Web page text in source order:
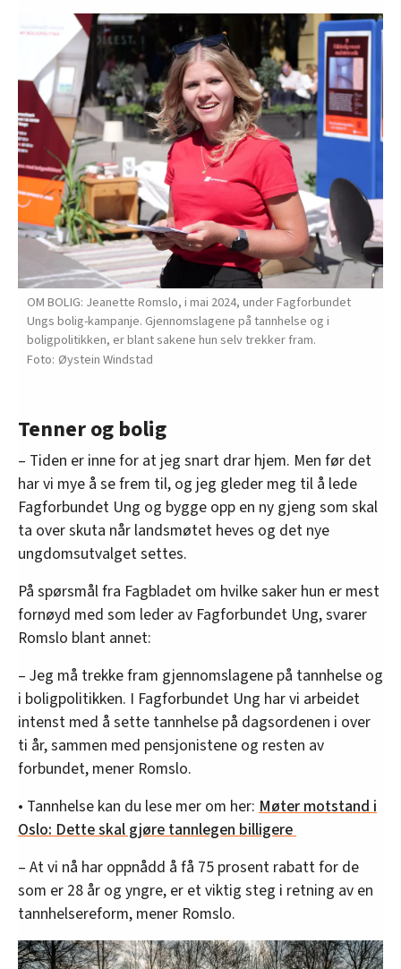
OM BOLIG: Jeanette Romslo, i mai 2024, under Fagforbundet
Ungs bolig-kampanje. Gjennomslagene på tannhelse og i
boligpolitikken, er blant sakene hun selv trekker fram.
Øystein Windstad
Tenner og bolig
– Tiden er inne for at jeg snart drar hjem. Men før det
har vi mye å se frem til, og jeg gleder meg til å lede
Fagforbundet Ung og bygge opp en ny gjeng som skal
ta over skuta når landsmøtet heves og det nye
ungdomsutvalget settes.
På spørsmål fra Fagbladet om hvilke saker hun er mest
fornøyd med som leder av Fagforbundet Ung, svarer
Romslo blant annet:
– Jeg må trekke fram gjennomslagene på tannhelse og
i boligpolitikken. I Fagforbundet Ung har vi arbeidet
intenst med å sette tannhelse på dagsordenen i over
ti år, sammen med pensjonistene og resten av
forbundet, mener Romslo.
• Tannhelse kan du lese mer om her: Møter motstand i
Oslo: Dette skal gjøre tannlegen billigere
– At vi nå har oppnådd å få 75 prosent rabatt for de
som er 28 år og yngre, er et viktig steg i retning av en
tannhelsereform, mener Romslo.